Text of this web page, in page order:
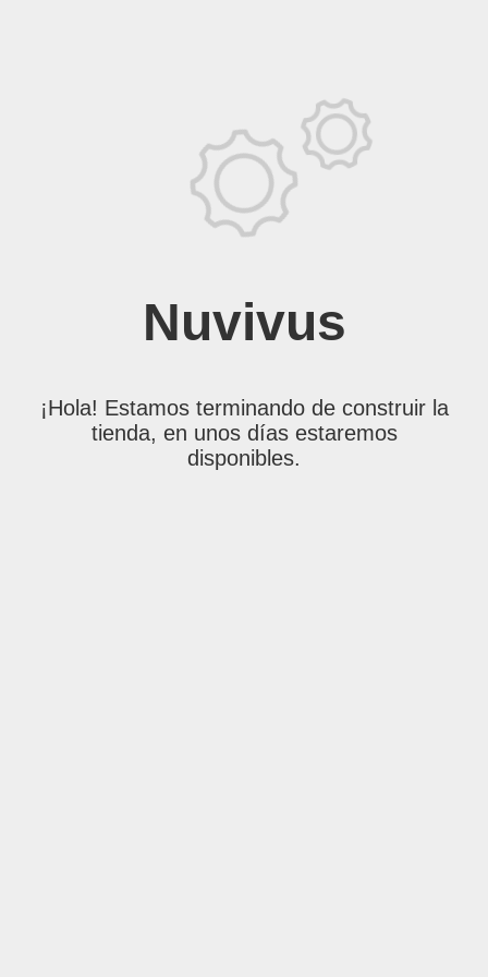
Nuvivus
¡Hola! Estamos terminando de construir la
tienda, en unos días estaremos
disponibles.